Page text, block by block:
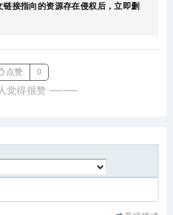
接指向的资源存在侵权后，立即删
点赞 0
觉得很赞 ────